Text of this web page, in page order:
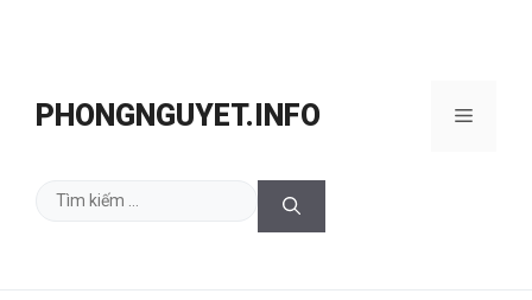
PHONGNGUYET.INFO Menu
Tìm